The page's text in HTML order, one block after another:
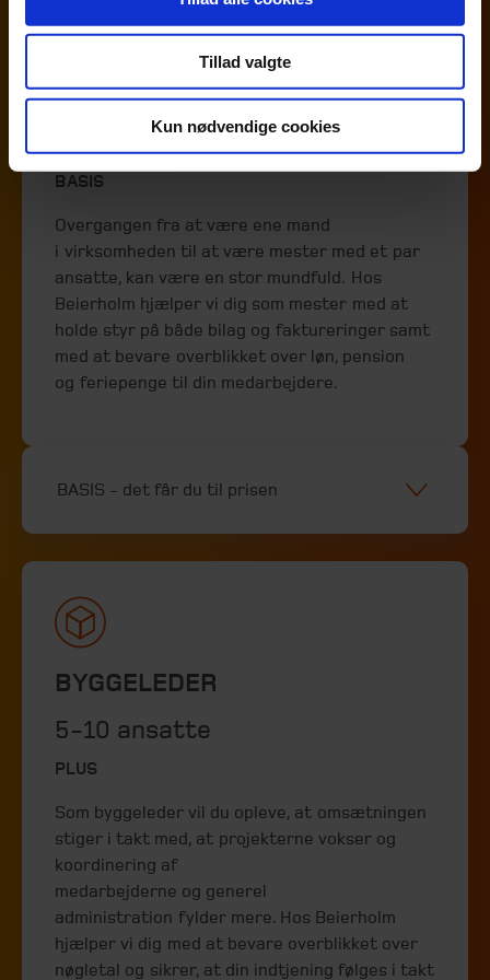
Tillad valgte
Kun nødvendige cookies
MESTER
1-4 ansatte
BASIS
Overgangen fra at være ene mand
i virksomheden til at være mester med et par
ansatte, kan være en stor mundfuld. Hos
Beierholm hjælper vi dig som mester med at
holde styr på både bilag og faktureringer samt
med at bevare overblikket over løn, pension
og feriepenge til din medarbejdere.
BASIS - det får du til prisen
BYGGELEDER
5-10 ansatte
PLUS
Som byggeleder vil du opleve, at omsætningen
stiger i takt med, at projekterne vokser og
koordinering af
medarbejderne og generel
administration fylder mere. Hos Beierholm
hjælper vi dig med at bevare overblikket over
nøgletal og sikrer, at din indtjening følges i takt